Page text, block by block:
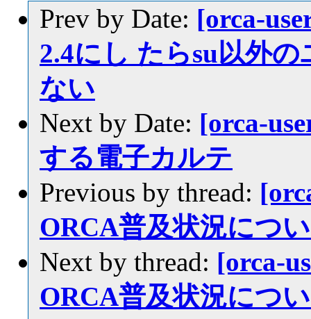
Prev by Date: [orca-
2.4にし たらsu以外
ない
Next by Date: [orca-
する電子カルテ
Previous by thread:
ORCA普及状況につ
Next by thread: [orca-
ORCA普及状況につ